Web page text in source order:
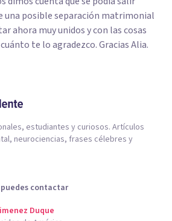
una posible separación matrimonial
ahora muy unidos y con las cosas
te lo agradezco. Gracias Alia.
estudiantes y curiosos. Artículos
neurociencias, frases célebres y
contactar
Duque